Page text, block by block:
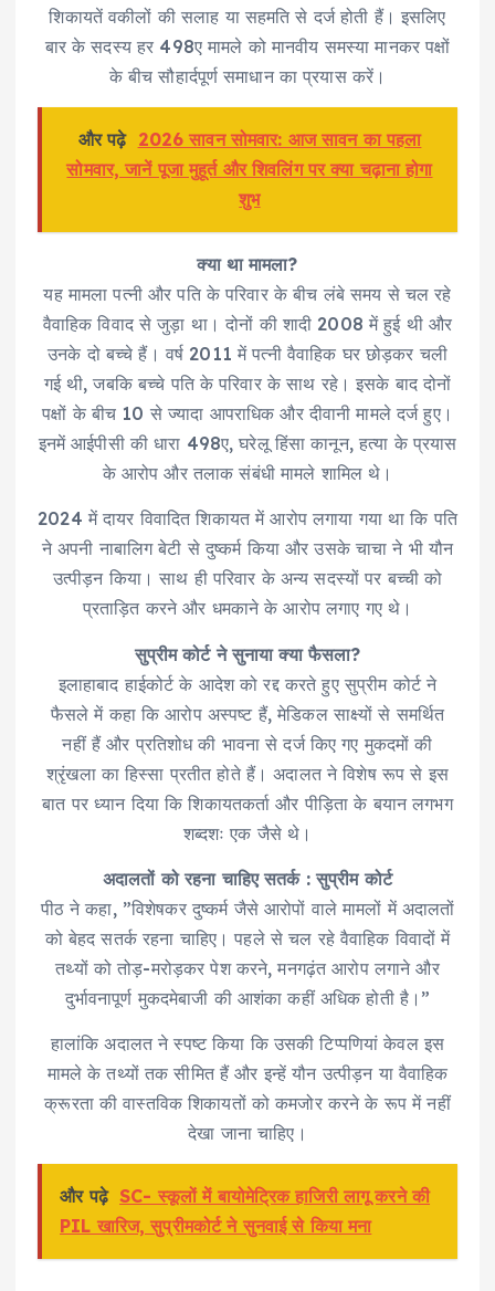
शिकायतें वकीलों की सलाह या सहमति से दर्ज होती हैं। इसलिए
बार के सदस्य हर 498ए मामले को मानवीय समस्या मानकर पक्षों
के बीच सौहार्दपूर्ण समाधान का प्रयास करें।
और पढ़े 2026 सावन सोमवार: आज सावन का पहला
सोमवार, जानें पूजा मुहूर्त और शिवलिंग पर क्या चढ़ाना होगा
शुभ
क्या था मामला?
यह मामला पत्नी और पति के परिवार के बीच लंबे समय से चल रहे
वैवाहिक विवाद से जुड़ा था। दोनों की शादी 2008 में हुई थी और
उनके दो बच्चे हैं। वर्ष 2011 में पत्नी वैवाहिक घर छोड़कर चली
गई थी, जबकि बच्चे पति के परिवार के साथ रहे। इसके बाद दोनों
पक्षों के बीच 10 से ज्यादा आपराधिक और दीवानी मामले दर्ज हुए।
इनमें आईपीसी की धारा 498ए, घरेलू हिंसा कानून, हत्या के प्रयास
के आरोप और तलाक संबंधी मामले शामिल थे।
2024 में दायर विवादित शिकायत में आरोप लगाया गया था कि पति
ने अपनी नाबालिग बेटी से दुष्कर्म किया और उसके चाचा ने भी यौन
उत्पीड़न किया। साथ ही परिवार के अन्य सदस्यों पर बच्ची को
प्रताड़ित करने और धमकाने के आरोप लगाए गए थे।
सुप्रीम कोर्ट ने सुनाया क्या फैसला?
इलाहाबाद हाईकोर्ट के आदेश को रद्द करते हुए सुप्रीम कोर्ट ने
फैसले में कहा कि आरोप अस्पष्ट हैं, मेडिकल साक्ष्यों से समर्थित
नहीं हैं और प्रतिशोध की भावना से दर्ज किए गए मुकदमों की
श्रृंखला का हिस्सा प्रतीत होते हैं। अदालत ने विशेष रूप से इस
बात पर ध्यान दिया कि शिकायतकर्ता और पीड़िता के बयान लगभग
शब्दशः एक जैसे थे।
अदालतों को रहना चाहिए सतर्क : सुप्रीम कोर्ट
पीठ ने कहा, ”विशेषकर दुष्कर्म जैसे आरोपों वाले मामलों में अदालतों
को बेहद सतर्क रहना चाहिए। पहले से चल रहे वैवाहिक विवादों में
तथ्यों को तोड़-मरोड़कर पेश करने, मनगढ़ंत आरोप लगाने और
दुर्भावनापूर्ण मुकदमेबाजी की आशंका कहीं अधिक होती है।”
हालांकि अदालत ने स्पष्ट किया कि उसकी टिप्पणियां केवल इस
मामले के तथ्यों तक सीमित हैं और इन्हें यौन उत्पीड़न या वैवाहिक
क्रूरता की वास्तविक शिकायतों को कमजोर करने के रूप में नहीं
देखा जाना चाहिए।
और पढ़े SC- स्कूलों में बायोमेट्रिक हाजिरी लागू करने की
PIL खारिज, सुप्रीमकोर्ट ने सुनवाई से किया मना